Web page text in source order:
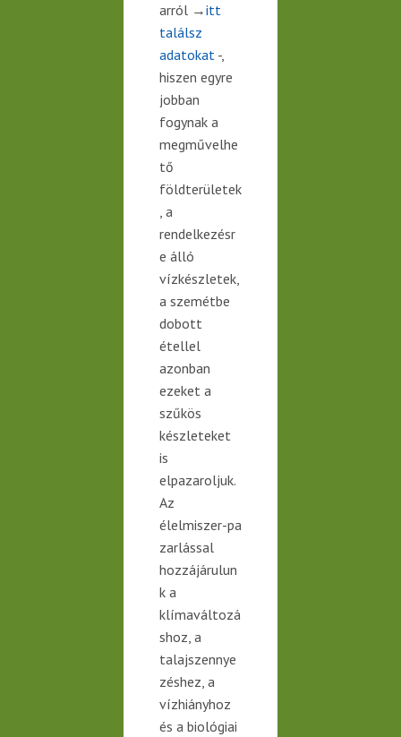
arról →itt
találsz
adatokat -,
hiszen egyre
jobban
fogynak a
megművelhe
tő
földterületek
, a
rendelkezésr
e álló
vízkészletek,
a szemétbe
dobott
étellel
azonban
ezeket a
szűkös
készleteket
is
elpazaroljuk.
Az
élelmiszer-pa
zarlással
hozzájárulun
k a
klímaváltozá
shoz, a
talajszennye
zéshez, a
vízhiányhoz
és a biológiai